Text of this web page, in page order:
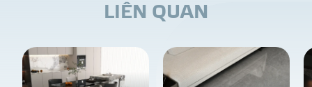
LIÊN QUAN